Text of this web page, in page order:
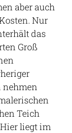
aber auch
Nur
das
Groß
nehmen
Teich
liegt im